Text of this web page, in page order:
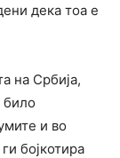
дека тоа е
на Србија,
било
и во
бојкотира